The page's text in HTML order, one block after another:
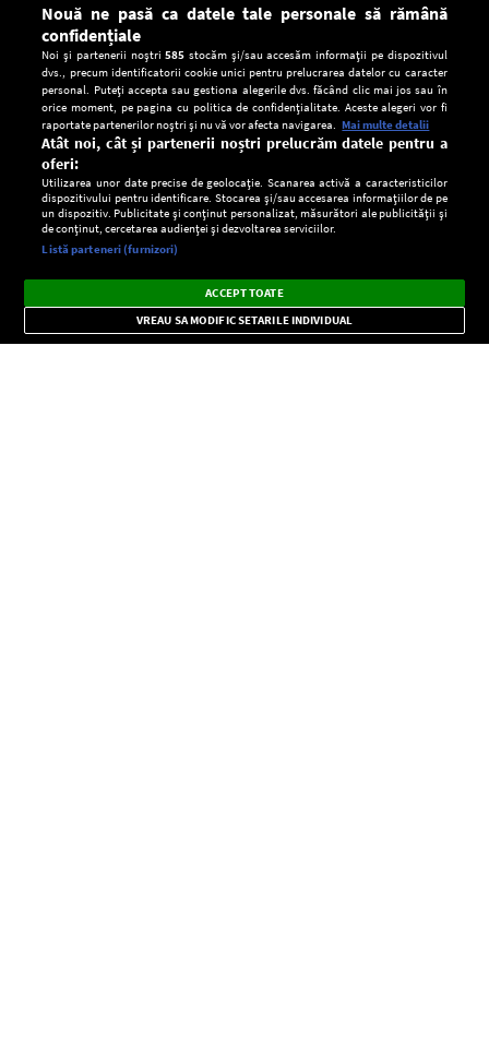
CONFIDENŢIALITATE
Setări:
Dark
Mode
Radio live, podcasturi, știri și alerte
importante.
×
Nouă ne pasă ca datele tale personale să rămână
confidențiale
Noi și partenerii noștri585 stocăm și/sau accesăm informații pe dispozitivul
dvs., precum identificatorii cookie unici pentru prelucrarea datelor cu caracter
personal. Puteți accepta sau gestiona alegerile dvs. făcând clic mai jos sau în
orice moment, pe pagina cu politica de confidențialitate. Aceste alegeri vor fi
raportate partenerilor noștri și nu vă vor afecta navigarea. Mai multe detalii
Atât noi, cât și partenerii noștri prelucrăm datele pentru a
oferi:
Utilizarea unor date precise de geolocație. Scanarea activă a caracteristicilor
dispozitivului pentru identificare. Stocarea și/sau accesarea informațiilor de pe
un dispozitiv. Publicitate și conținut personalizat, măsurători ale publicității și
de conținut, cercetarea audienței și dezvoltarea serviciilor.
Listă parteneri (furnizori)
ACCEPT TOATE
VREAU SA MODIFIC SETARILE INDIVIDUAL